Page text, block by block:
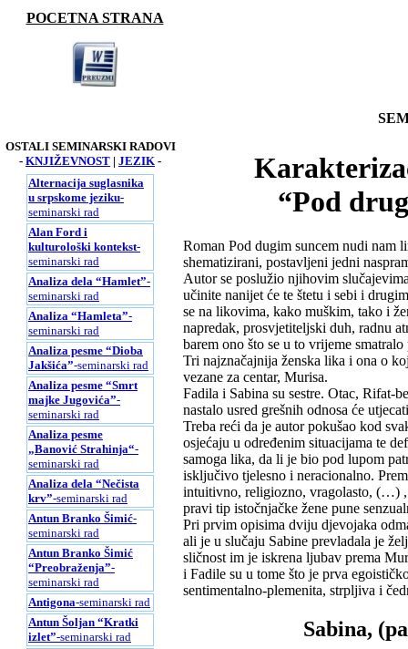
POCETNA STRANA
OSTALI SEMINARSKI RADOVI
- KNJIŽEVNOST | JEZIK -
Alternacija suglasnika
u srpskome jeziku-
seminarski rad
Alan Ford i
kulturološki kontekst-
seminarski rad
Analiza dela “Hamlet”-
seminarski rad
Analiza “Hamleta”-
seminarski rad
Analiza pesme “Dioba
Jakšića”-seminarski rad
Analiza pesme “Smrt
majke Jugovića”-
seminarski rad
Analiza pesme
„Banović Strahinja“-
seminarski rad
Analiza dela “Nečista
krv”-seminarski rad
Antun Branko Šimić-
seminarski rad
Antun Branko Šimić
“Preobraženja”-
seminarski rad
Antigona-seminarski rad
Antun Šoljan “Kratki
izlet”-seminarski rad
“Pod
Roman Pod dugim suncem nudi nam
shematizirani, postavljeni jedni
Autor se poslužio njihovim
učinite nanijet će te štetu i sebi i
se na likovima, kako muškim, tako i
napredak, prosvjetiteljski duh, radnu
barem ono što se u to vrijeme
Tri najznačajnija ženska lika i ona o
vezane za centar, Murisa.
Fadila i Sabina su sestre. Otac, Rifat-
nastalo usred grešnih odnosa će
Treba reći da je autor pokušao kod
osjećaju u određenim situacijama te
samoga lika, da li je bio pod lupom
isključivo tjelesno i neracionalno.
intuitivno, religiozno, vragolasto, (…) ,
pravi tip istočnjačke žene pune
Pri prvim opisima dviju djevojaka
ali je u slučaju Sabine prevladala je
sličnost im je iskrena ljubav prema
i Fadile su u tome što je prva
sentimentalno-plemenita, strpljiva i
Sabina,